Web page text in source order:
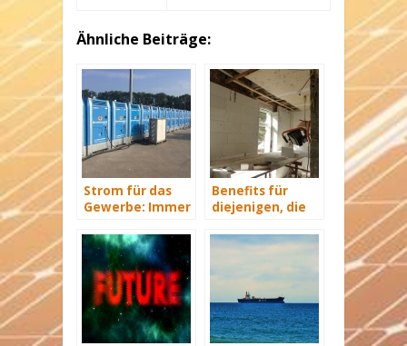
Ähnliche Beiträge:
Strom für das
Gewerbe: Immer
versorgt
Benefits für
diejenigen, die
sanieren